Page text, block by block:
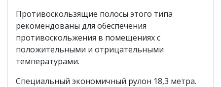
Противоскользящие полосы этого типа
рекомендованы для обеспечения
противоскольжения в помещениях с
положительными и отрицательными
температурами.
Специальный экономичный рулон 18,3 метра.